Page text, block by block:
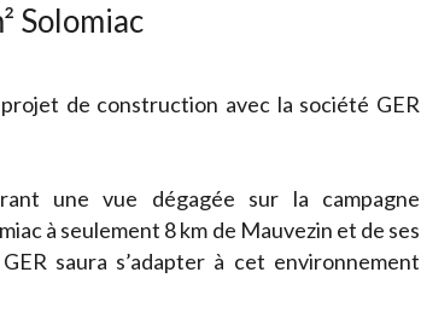
Solomiac
de construction avec la société GER
une vue dégagée sur la campagne
à seulement 8 km de Mauvezin et de ses
saura s’adapter à cet environnement